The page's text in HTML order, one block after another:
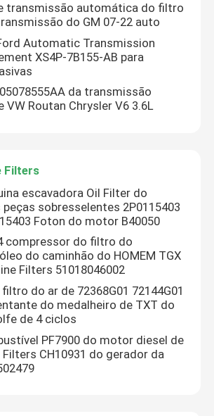
motor automotivo
da cabine
do automóvel
transmissão automática do filtro
do GM 07-22 auto
Automatic Transmission
XS4P-7B155-AB para
da transmissão
Routan Chrysler V6 3.6L
Filters
escavadora Oil Filter do
sobresselentes 2P0115403
Foton do motor B40050
compressor do filtro do
do caminhão do HOMEM TGX
Filters 51018046002
do ar de 72368G01 72144G01
do medalheiro de TXT do
de 4 ciclos
PF7900 do motor diesel de
Filters CH10931 do gerador da